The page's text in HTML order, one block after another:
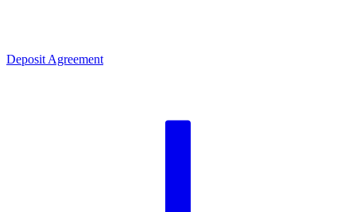
Deposit Agreement